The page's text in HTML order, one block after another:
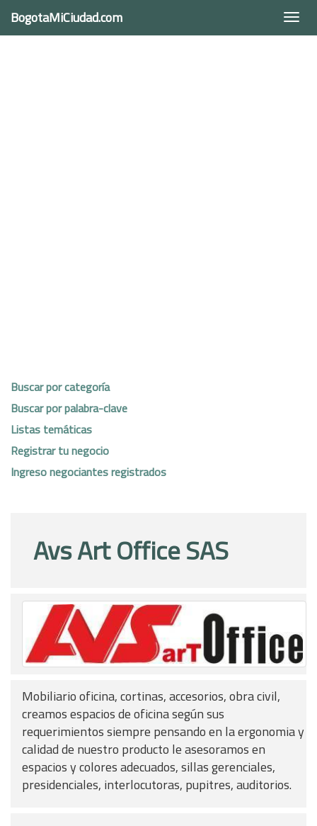
BogotaMiCiudad.com
Buscar por categoría
Buscar por palabra-clave
Listas temáticas
Registrar tu negocio
Ingreso negociantes registrados
Avs Art Office SAS
Mobiliario oficina, cortinas, accesorios, obra civil,
creamos espacios de oficina según sus
requerimientos siempre pensando en la ergonomia y
calidad de nuestro producto le asesoramos en
espacios y colores adecuados, sillas gerenciales,
presidenciales, interlocutoras, pupitres, auditorios.